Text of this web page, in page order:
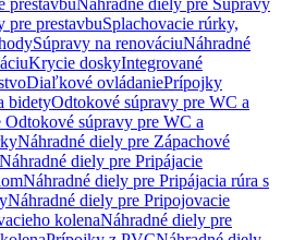
prestavbuNáhradné diely pre Súpravy
pre prestavbuSplachovacie rúrky,
Súpravy na renováciuNáhradné
Krycie doskyIntegrované
Diaľkové ovládaniePrípojky
bidetyOdtokové súpravy pre WC a
súpravy pre WC a
Náhradné diely pre Zápachové
Náhradné diely pre Pripájacie
Náhradné diely pre Pripájacia rúra s
Náhradné diely pre Pripojovacie
kolenaNáhradné diely pre